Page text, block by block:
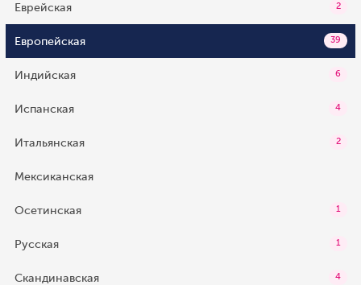
Еврейская 2
Европейская 39
Индийская 6
Испанская 4
Итальянская 2
Мексиканская
Осетинская 1
Русская 1
Скандинавская 4